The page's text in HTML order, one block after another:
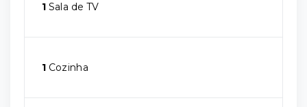
1 Sala de TV
1 Cozinha